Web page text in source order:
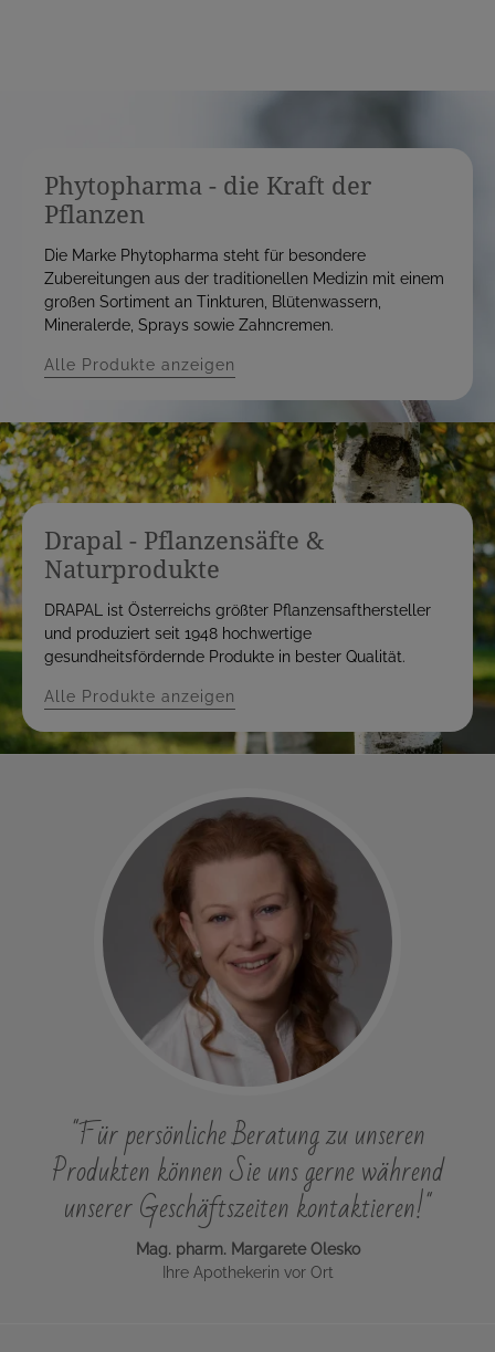
Phytopharma - die Kraft der
Pflanzen
Die Marke Phytopharma steht für besondere
Zubereitungen aus der traditionellen Medizin mit einem
großen Sortiment an Tinkturen, Blütenwassern,
Mineralerde, Sprays sowie Zahncremen.
Alle Produkte anzeigen
Drapal - Pflanzensäfte &
Naturprodukte
DRAPAL ist Österreichs größter Pflanzensafthersteller
und produziert seit 1948 hochwertige
gesundheitsfördernde Produkte in bester Qualität.
Alle Produkte anzeigen
"Für persönliche Beratung zu unseren
Produkten können Sie uns gerne während
unserer Geschäftszeiten kontaktieren!"
Mag. pharm. Margarete Olesko
Ihre Apothekerin vor Ort